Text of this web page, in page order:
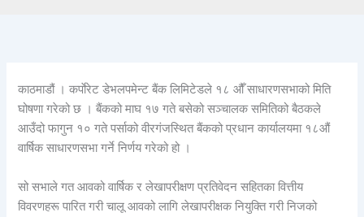
काठमाडौं । कर्पाेरेट डेभलपमेन्ट बैंक लिमिटेडले १८ औँ साधारणसभाको मिति
घोषणा गरेको छ । बैंकको माघ १७ गते बसेको सञ्चालक समितिको बैठकले
आउँदो फागुन १० गते पर्साको वीरगंजस्थित बैंकको प्रधान कार्यालयमा १८औं
वार्षिक साधारणसभा गर्ने निर्णय गरेको हो ।
सो सभाले गत आवको वार्षिक र लेखापरीक्षण प्रतिवेदन सहितका वित्तीय
विवरणहरू पारित गरी चालू आवको लागि लेखापरीक्षक नियुक्ति गरी निजको